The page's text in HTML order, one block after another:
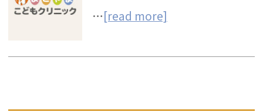
…[read more]